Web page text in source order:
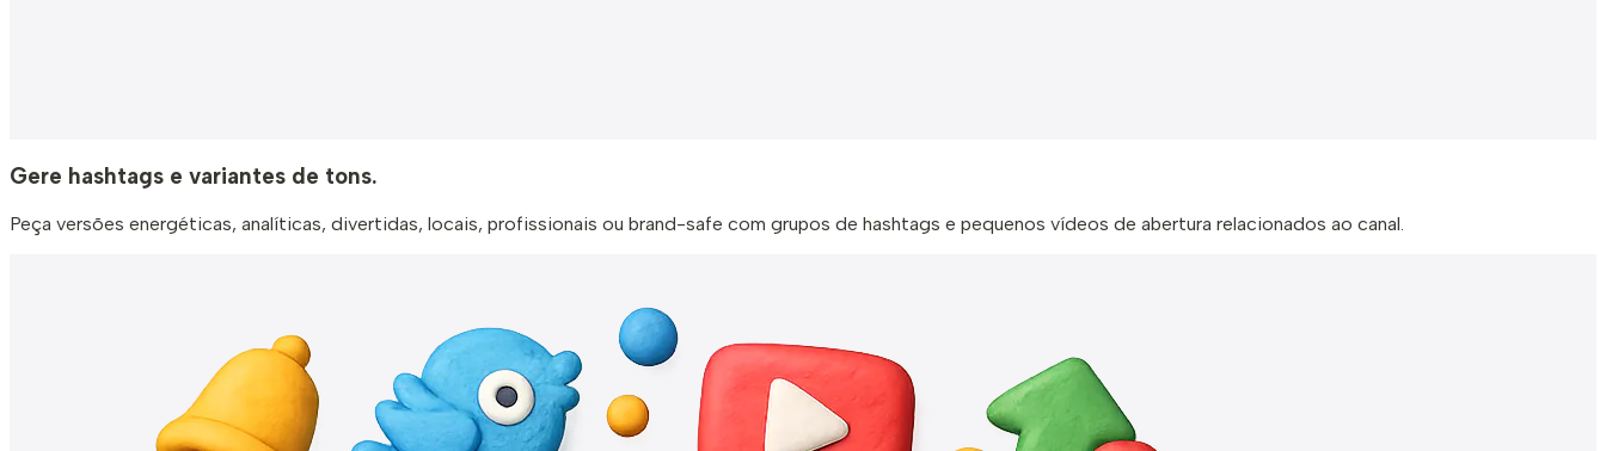
Gere hashtags e variantes de tons.
Peça versões energéticas, analíticas, divertidas, locais, profissionais ou brand-safe com grupos de hashtags e pequenos vídeos de abertura relacionados ao canal.